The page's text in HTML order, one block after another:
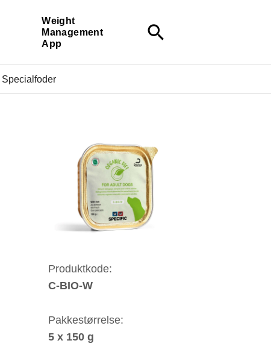
Weight
Management
App
search
Specialfoder
Produktkode:
C-BIO-W
Pakkestørrelse:
5 x 150 g